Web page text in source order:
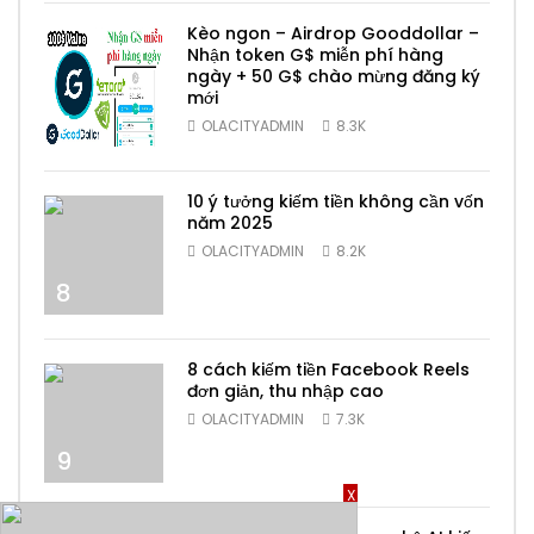
7
Kèo ngon – Airdrop Gooddollar –
Nhận token G$ miễn phí hàng
ngày + 50 G$ chào mừng đăng ký
mới
OLACITYADMIN 8.3K
8
10 ý tưởng kiếm tiền không cần vốn
năm 2025
OLACITYADMIN 8.2K
9
8 cách kiếm tiền Facebook Reels
đơn giản, thu nhập cao
OLACITYADMIN 7.3K
X